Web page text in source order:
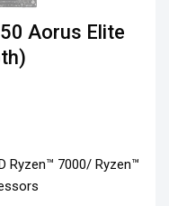
Aorus Elite
Ryzen™ 7000/ Ryzen™